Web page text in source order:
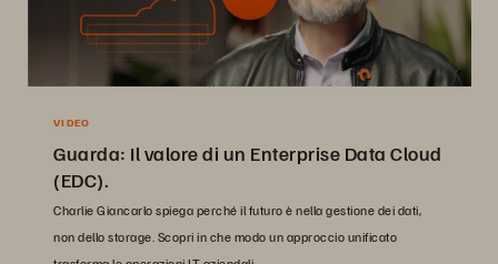
VIDEO
Guarda: Il valore di un Enterprise Data Cloud
(EDC).
Charlie Giancarlo spiega perché il futuro è nella gestione dei dati,
non dello storage. Scopri in che modo un approccio unificato